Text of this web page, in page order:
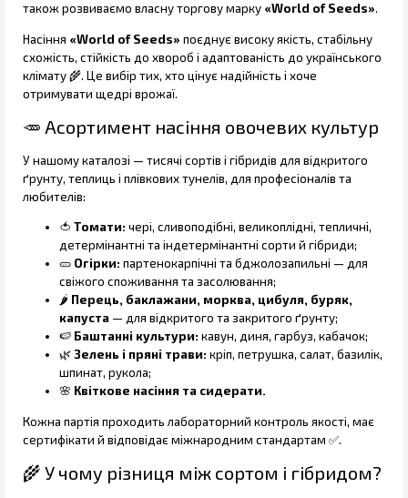
також розвиваємо власну торгову марку «World of Seeds».
Насіння «World of Seeds» поєднує високу якість, стабільну
схожість, стійкість до хвороб і адаптованість до українського
клімату 🌾. Це вибір тих, хто цінує надійність і хоче
отримувати щедрі врожаї.
🥕 Асортимент насіння овочевих культур
У нашому каталозі — тисячі сортів і гібридів для відкритого
ґрунту, теплиць і плівкових тунелів, для професіоналів та
любителів:
🍅 Томати: чері, сливоподібні, великоплідні, тепличні,
детермінантні та індетермінантні сорти й гібриди;
🥒 Огірки: партенокарпічні та бджолозапильні — для
свіжого споживання та засолювання;
🌶️ Перець, баклажани, морква, цибуля, буряк,
капуста — для відкритого та закритого ґрунту;
🍉 Баштанні культури: кавун, диня, гарбуз, кабачок;
🌿Зелень і пряні трави: кріп, петрушка, салат, базилік,
шпинат, рукола;
🌸 Квіткове насіння та сидерати.
Кожна партія проходить лабораторний контроль якості, має
сертифікати й відповідає міжнародним стандартам ✅.
🌾 У чому різниця між сортом і гібридом?